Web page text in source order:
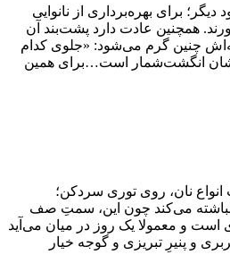
برای بهره‌برداری از نانوایی
همچنین عادت دارد پشت‌بند آن
چنین گرم می‌شود: «جلوی کدام
انگشت‌شمار است…برای همین
نان، روی توری سردکن؛
می‌کند چون این، سمتِ صف
است و معمولا یک روز در میان می‌آید
و پنیرِ تبریزی و گوجه‌ خیار